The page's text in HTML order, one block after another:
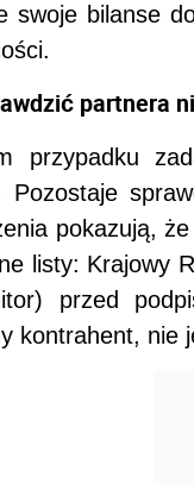
swoje bilanse
partnera
przypadku
Pozostaje
pokazują,
listy: Krajowy
przed
kontrahent, nie